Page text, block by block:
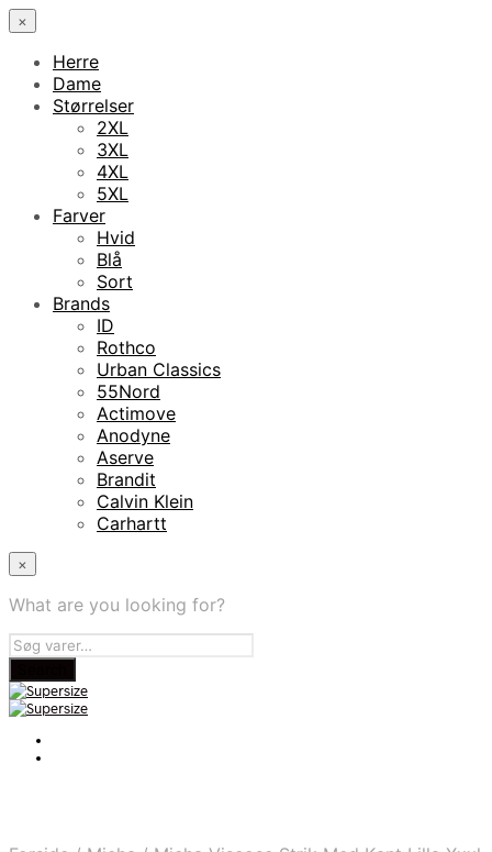
×
Herre
Dame
Størrelser
2XL
3XL
4XL
5XL
Farver
Hvid
Blå
Sort
Brands
ID
Rothco
Urban Classics
55Nord
Actimove
Anodyne
Aserve
Brandit
Calvin Klein
Carhartt
×
What are you looking for?